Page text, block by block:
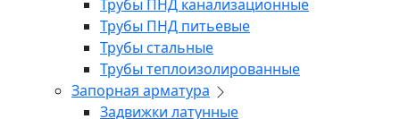
Трубы ПНД канализационные
Трубы ПНД питьевые
Трубы стальные
Трубы теплоизолированные
Запорная арматура
Задвижки латунные